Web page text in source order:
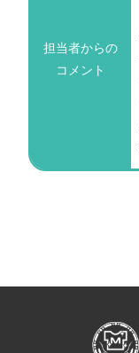
担当者からの
コメント